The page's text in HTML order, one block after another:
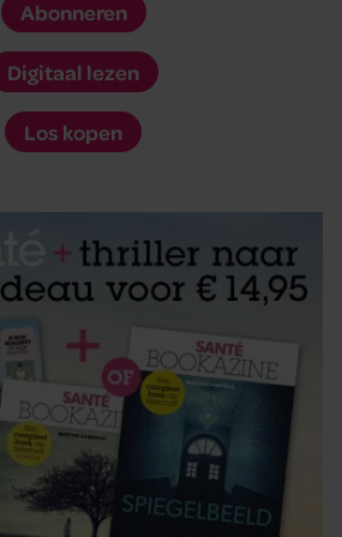
Abonneren
Digitaal lezen
Los kopen